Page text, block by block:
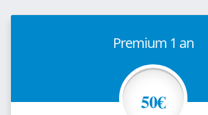
Premium 1 an
50€